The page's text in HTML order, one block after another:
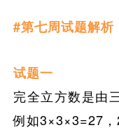
#第七周试题解析
试题一
完全立方数是由
例如3×3×3=27，